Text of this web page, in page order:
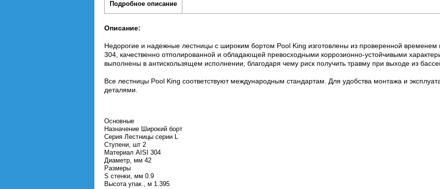
Подробное описание
Описание:
Недорогие и надежные лестницы с широким бортом Pool King изготовлены из проверенной
304, качественно отполированной и обладающей превосходными коррозионно-устойчивыми
выполнены в антискользящем исполнении, благодаря чему риск получить травму при выходе из
Все лестницы Pool King соответствуют международным стандартам. Для удобства монтажа и
деталями.
Основные
Назначение Широкий борт
Серия Лестницы серии L
Ступени, шт 2
Материал AISI 304
Диаметр, мм 42
Размеры
S стенки, мм 0.9
Высота упак., м 1.395